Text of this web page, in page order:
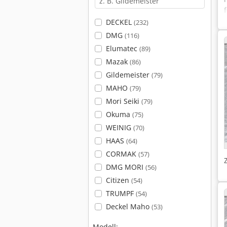
DECKEL (232)
DMG (116)
Elumatec (89)
Mazak (86)
Gildemeister (79)
MAHO (79)
Mori Seiki (79)
Okuma (75)
WEINIG (70)
HAAS (64)
CORMAK (57)
DMG MORI (56)
Citizen (54)
TRUMPF (54)
Deckel Maho (53)